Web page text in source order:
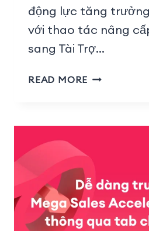
động lực tăng
với thao tác nâng
sang Tài Trợ…
READ MORE